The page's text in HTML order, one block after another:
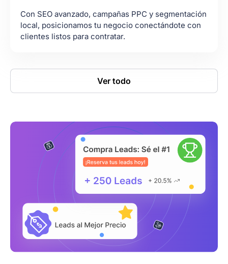
Con SEO avanzado, campañas PPC y segmentación
local, posicionamos tu negocio conectándote con
clientes listos para contratar.
Ver todo